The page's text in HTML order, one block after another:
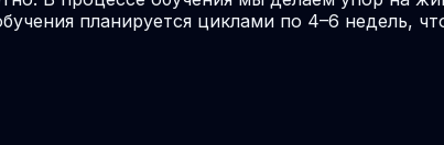
планируется циклами по 4–6 недель,